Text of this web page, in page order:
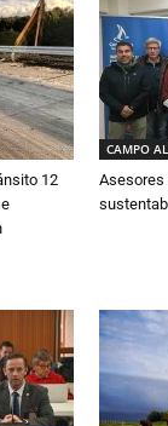
12
CAMPO
Asesores